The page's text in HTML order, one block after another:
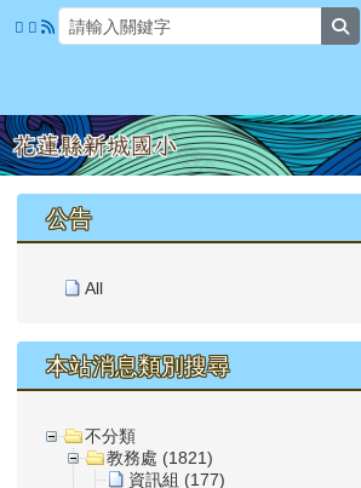
跳至主內容區
花蓮縣新城國小
上中區域內容
公告
All
本站消息類別搜尋
不分類
教務處 (1821)
資訊組 (177)
頁尾區域